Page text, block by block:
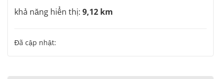
khả năng hiển thị: 9,12 km
Đã cập nhật: